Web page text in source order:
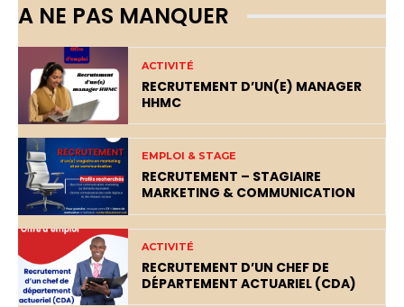
A NE PAS MANQUER
ACTIVITÉ
RECRUTEMENT D’UN(E) MANAGER
HHMC
EMPLOI & STAGE
RECRUTEMENT – STAGIAIRE
MARKETING & COMMUNICATION
ACTIVITÉ
RECRUTEMENT D’UN CHEF DE
DÉPARTEMENT ACTUARIEL (CDA)